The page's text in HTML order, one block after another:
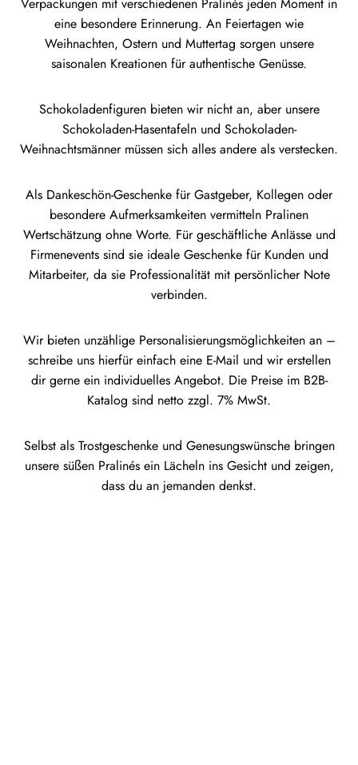
eine besondere Erinnerung. An Feiertagen wie
Weihnachten, Ostern und Muttertag sorgen unsere
saisonalen Kreationen für authentische Genüsse.
Schokoladenfiguren bieten wir nicht an, aber unsere
Schokoladen-Hasentafeln und Schokoladen-
Weihnachtsmänner müssen sich alles andere als verstecken.
Als Dankeschön-Geschenke für Gastgeber, Kollegen oder
besondere Aufmerksamkeiten vermitteln Pralinen
Wertschätzung ohne Worte. Für geschäftliche Anlässe und
Firmenevents sind sie ideale Geschenke für Kunden und
Mitarbeiter, da sie Professionalität mit persönlicher Note
verbinden.
Wir bieten unzählige Personalisierungsmöglichkeiten an –
schreibe uns hierfür einfach eine E-Mail und wir erstellen
dir gerne ein individuelles Angebot. Die Preise im B2B-
Katalog sind netto zzgl. 7% MwSt.
Selbst als Trostgeschenke und Genesungswünsche bringen
unsere süßen Pralinés ein Lächeln ins Gesicht und zeigen,
dass du an jemanden denkst.